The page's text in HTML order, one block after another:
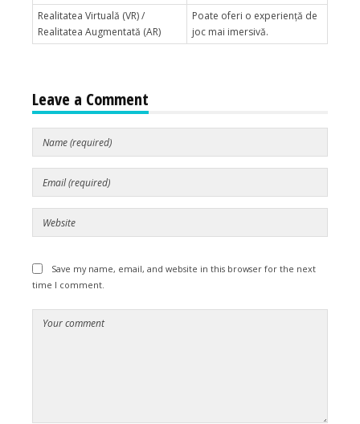
Realitatea Virtuală (VR) /
Realitatea Augmentată (AR)
Poate oferi o experiență de
joc mai imersivă.
Leave a Comment
Save my name, email, and website in this browser for the next
time I comment.